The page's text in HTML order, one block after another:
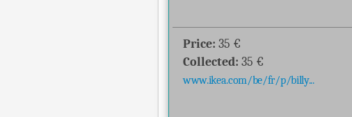
Price: 35 €
Collected: 35 €
www.ikea.com/be/fr/p/billy...